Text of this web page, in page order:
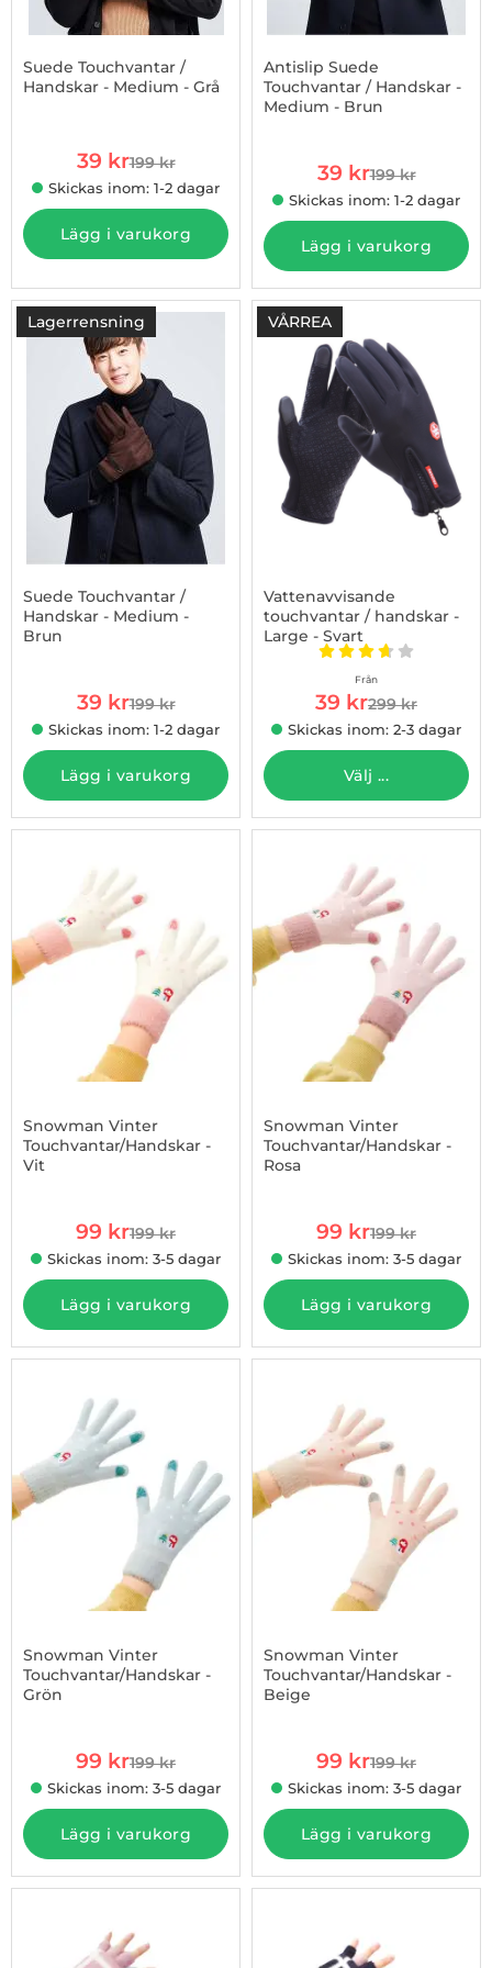
Suede Touchvantar /
Handskar - Medium - Grå
rea pris
39 krtidigare pris
199 kr
Skickas inom: 1-2 dagar
Lägg i varukorg
Antislip Suede
Touchvantar / Handskar -
Medium - Brun
rea pris
39 krtidigare pris
199 kr
Skickas inom: 1-2 dagar
Lägg i varukorg
Lagerrensning
-80%
Suede Touchvantar /
Handskar - Medium -
Brun
rea pris
39 krtidigare pris
199 kr
Skickas inom: 1-2 dagar
Lägg i varukorg
VÅRREA
Vattenavvisande
touchvantar / handskar -
Large - Svart
Art. nr 1002835373
Betyg: 3.7
Från
rea pris
39 krtidigare pris
299 kr
Skickas inom: 2-3 dagar
Välj ...
Snowman Vinter
Touchvantar/Handskar -
Vit
rea pris
99 krtidigare pris
199 kr
Skickas inom: 3-5 dagar
Lägg i varukorg
Snowman Vinter
Touchvantar/Handskar -
Rosa
rea pris
99 krtidigare pris
199 kr
Skickas inom: 3-5 dagar
Lägg i varukorg
Snowman Vinter
Touchvantar/Handskar -
Grön
rea pris
99 krtidigare pris
199 kr
Skickas inom: 3-5 dagar
Lägg i varukorg
Snowman Vinter
Touchvantar/Handskar -
Beige
rea pris
99 krtidigare pris
199 kr
Skickas inom: 3-5 dagar
Lägg i varukorg